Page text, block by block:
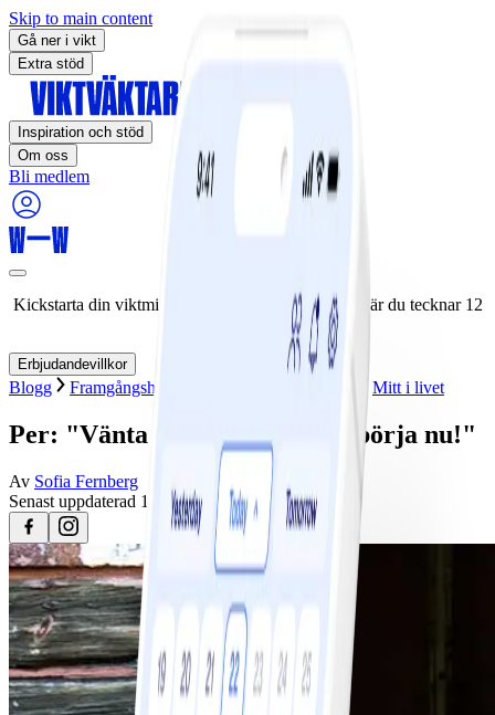
Skip to main content
Gå ner i vikt
Extra stöd
Inspiration och stöd
Om oss
Bli medlem
Kickstarta din viktminskningsresa nu! Spara 50% när du tecknar 12
månaders medlemskap.
Erbjudandevillkor
Blogg Framgångshistorier Mitt i livet
Per: "Vänta inte till måndag - börja nu!"
Av Sofia Fernberg
Senast uppdaterad 18 februari 2024